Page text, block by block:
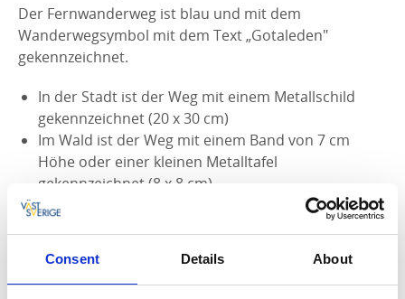
Consent Details About
Der Fernwanderweg ist blau und mit dem
Wanderwegsymbol mit dem Text „Gotaleden"
gekennzeichnet.
In der Stadt ist der Weg mit einem Metallschild
gekennzeichnet (20 x 30 cm)
Im Wald ist der Weg mit einem Band von 7 cm
Höhe oder einer kleinen Metalltafel
gekennzeichnet (8 x 8 cm)
Auf manchen Wegabschnitten liegen die
einfach weiter dem Pfad oder der Straße.
Kreuzungen, wo der Wanderweg die Richtung